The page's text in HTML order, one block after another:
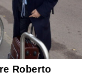
Roberto